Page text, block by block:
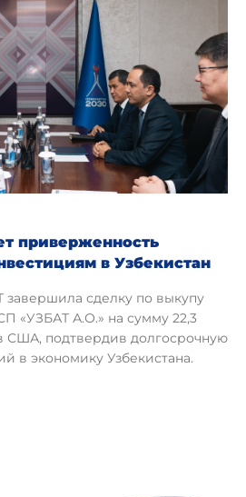
приверженность
в Узбекистан
завершила сделку по выкупу
«УЗБАТ А.О.» на сумму 22,3
США, подтвердив долгосрочную
в экономику Узбекистана.